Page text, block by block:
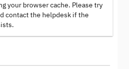
your browser cache. Please try
contact the helpdesk if the